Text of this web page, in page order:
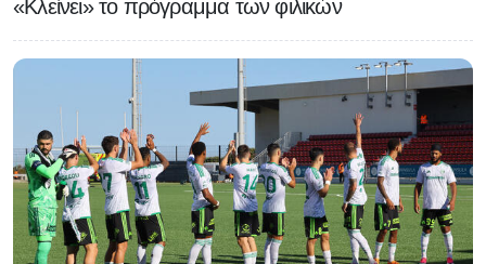
«Κλείνει» το πρόγραμμα των φιλικών